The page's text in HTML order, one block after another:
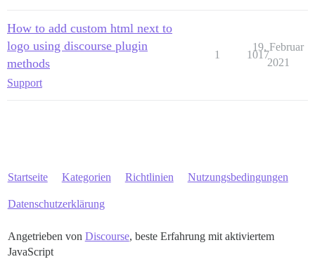
How to add custom html next to
logo using discourse plugin
methods
Support
1 1017
19. Februar
2021
Startseite Kategorien Richtlinien Nutzungsbedingungen
Datenschutzerklärung
Angetrieben von Discourse, beste Erfahrung mit aktiviertem
JavaScript